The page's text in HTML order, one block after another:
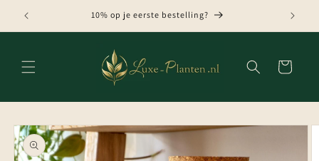
naar de
content
10% op je eerste bestelling?
Winkelwagen
direct naar